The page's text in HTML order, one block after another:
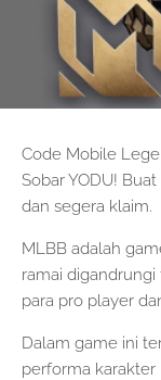
Code Mobile
Sobar YODU!
dan segera klaim.
MLBB adalah
ramai
para pro player
Dalam game ini
performa